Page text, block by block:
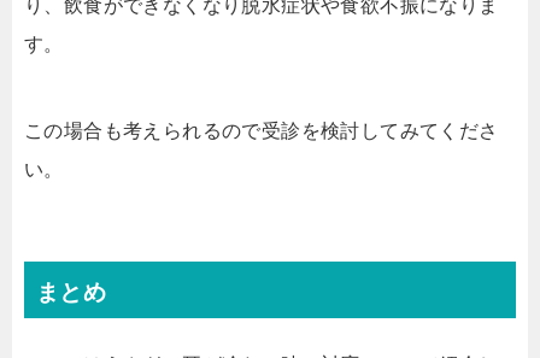
り、飲食ができなくなり脱水症状や食欲不振になりま
す。
この場合も考えられるので受診を検討してみてくださ
い。
まとめ